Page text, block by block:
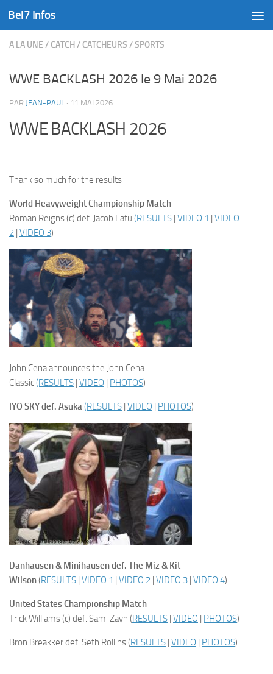
Skip to content
Bel7 Infos
A LA UNE / CATCH/ CATCHEURS /SPORTS
WWE BACKLASH 2026 le 9 Mai 2026
PAR JEAN-PAUL · 11 MAI 2026
WWE BACKLASH 2026
Thank so much for the results
World Heavyweight Championship Match
Roman Reigns (c) def. Jacob Fatu (RESULTS | VIDEO 1 | VIDEO
2 | VIDEO 3)
John Cena announces the John Cena
Classic(RESULTS | VIDEO | PHOTOS)
IYO SKY def. Asuka(RESULTS | VIDEO | PHOTOS)
Danhausen & Minihausen def. The Miz & Kit
Wilson(RESULTS | VIDEO 1 | VIDEO 2 | VIDEO 3 | VIDEO 4)
United States Championship Match
Trick Williams (c) def. Sami Zayn (RESULTS | VIDEO | PHOTOS)
Bron Breakker def. Seth Rollins (RESULTS | VIDEO | PHOTOS)